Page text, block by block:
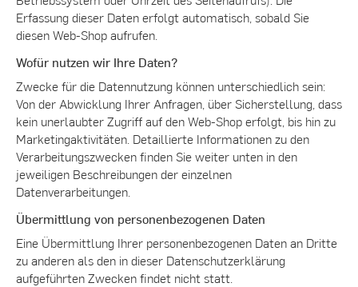
Erfassung dieser Daten erfolgt automatisch, sobald Sie
diesen Web-Shop aufrufen.
Wofür nutzen wir Ihre Daten?
Zwecke für die Datennutzung können unterschiedlich sein:
Von der Abwicklung Ihrer Anfragen, über Sicherstellung, dass
kein unerlaubter Zugriff auf den Web-Shop erfolgt, bis hin zu
Marketingaktivitäten. Detaillierte Informationen zu den
Verarbeitungszwecken finden Sie weiter unten in den
jeweiligen Beschreibungen der einzelnen
Datenverarbeitungen.
Übermittlung von personenbezogenen Daten
Eine Übermittlung Ihrer personenbezogenen Daten an Dritte
zu anderen als den in dieser Datenschutzerklärung
aufgeführten Zwecken findet nicht statt.